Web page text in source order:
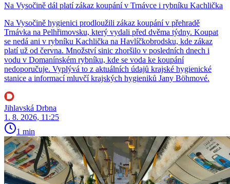
Na Vysočině dál platí zákaz koupání v Trnávce i rybníku Kachlička
Na Vysočině hygienici prodloužili zákaz koupání v přehradě
Trnávka na Pelhřimovsku, který vydali před dvěma týdny. Koupat
se nedá ani v rybníku Kachlička na Havlíčkobrodsku, kde zákaz
platí už od června. Množství sinic zhoršilo v posledních dnech i
vodu v Domanínském rybníku, kde se voda ke koupání
nedoporučuje. Vyplývá to z aktuálních údajů krajské hygienické
stanice a informací mluvčí krajských hygieniků Jany Böhmové.
Jihlavská Drbna
1. 8. 2026, 11:25
1 min